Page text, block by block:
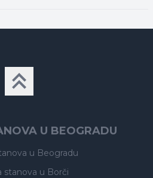
U BEOGRADU
u Beogradu
stanova u Borči